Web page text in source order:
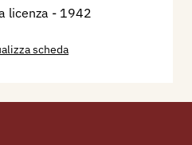
licenza - 1942
scheda